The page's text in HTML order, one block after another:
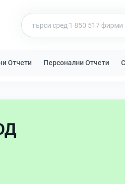
Отчети Персонални Отчети